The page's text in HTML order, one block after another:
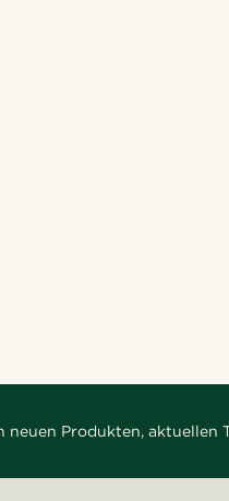
neuen Produkten, aktuellen